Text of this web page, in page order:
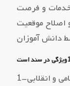
خدمات و فرصت
اصلاح موقعیت
دانش آموزان
و انقلابی